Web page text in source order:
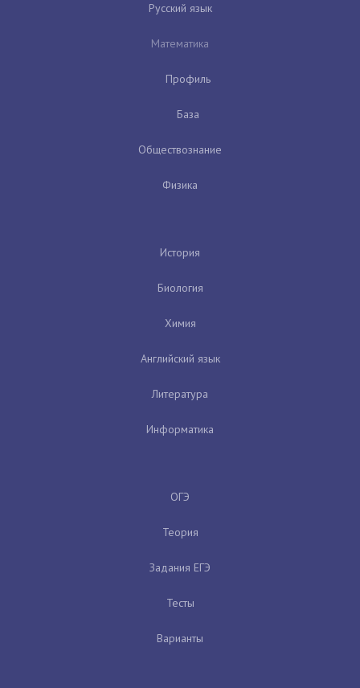
Русский язык
Математика
Профиль
База
Обществознание
Физика
История
Биология
Химия
Английский язык
Литература
Информатика
ОГЭ
Теория
Задания ЕГЭ
Тесты
Варианты